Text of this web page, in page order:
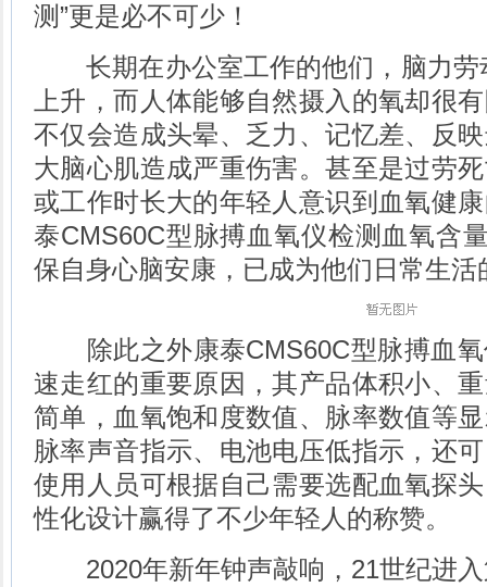
测”更是必不可少！
长期在办公室工作的他们，脑力劳
上升，而人体能够自然摄入的氧却很
不仅会造成头晕、乏力、记忆差、反
大脑心肌造成严重伤害。甚至是过劳
或工作时长大的年轻人意识到血氧健
泰CMS60C型脉搏血氧仪检测血氧含
保自身心脑安康，已成为他们日常生
除此之外康泰CMS60C型脉搏血氧
速走红的重要原因，其产品体积小、
简单，血氧饱和度数值、脉率数值等
脉率声音指示、电池电压低指示，还
使用人员可根据自己需要选配血氧探
性化设计赢得了不少年轻人的称赞。
2020年新年钟声敲响，21世纪进入